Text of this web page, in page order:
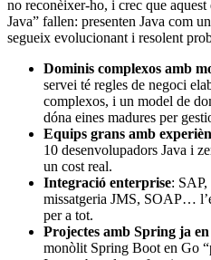
no reconèixer-ho, i crec que
Java” fallen: presenten Java com
segueix evolucionant i resolent
Dominis complexos amb
servei té regles de negoci
complexos, i un model de
dóna eines madures per
Equips grans amb
10 desenvolupadors Java i
un cost real.
Integració enterprise: SAP,
missatgeria JMS, SOAP…
per a tot.
Projectes amb Spring ja
monòlit Spring Boot en Go